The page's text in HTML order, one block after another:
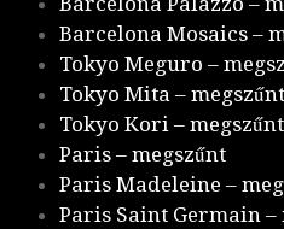
Barcelona Mosaics –
Tokyo Meguro –
Tokyo Mita – megszűnt
Tokyo Kori – megszűnt
Paris – megszűnt
Paris Madeleine –
Paris Saint Germain –